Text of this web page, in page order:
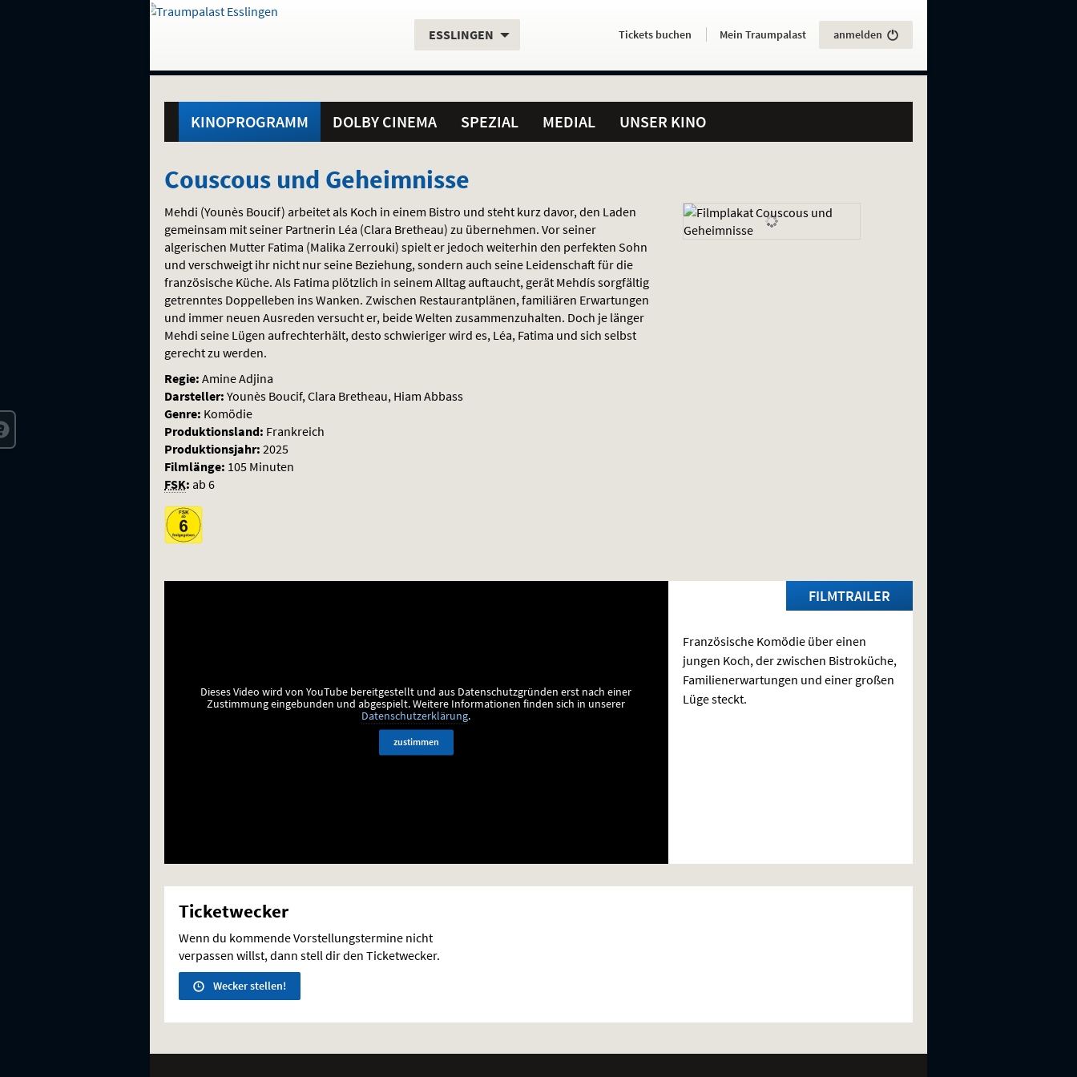
direkt
Inhalt
Menü
und
Gehe
Standortauswahl
Aktueller
ESSLINGEN Servicefunktionen
Aktuelles
HierTickets buchen . Mein Traumpalast anmelden
KINOPROGRAMM DOLBY CINEMA SPEZIAL MEDIAL UNSER KINO
Couscous
und
Geheimnisse
Couscous und Geheimnisse
Mehdi (Younès Boucif) arbeitet als Koch in einem Bistro und steht kurz davor, den Laden
gemeinsam mit seiner Partnerin Léa (Clara Bretheau) zu übernehmen. Vor seiner
algerischen Mutter Fatima (Malika Zerrouki) spielt er jedoch weiterhin den perfekten Sohn
und verschweigt ihr nicht nur seine Beziehung, sondern auch seine Leidenschaft für die
französische Küche. Als Fatima plötzlich in seinem Alltag auftaucht, gerät Mehdís sorgfältig
getrenntes Doppelleben ins Wanken. Zwischen Restaurantplänen, familiären Erwartungen
und immer neuen Ausreden versucht er, beide Welten zusammenzuhalten. Doch je länger
Mehdi seine Lügen aufrechterhält, desto schwieriger wird es, Léa, Fatima und sich selbst
gerecht zu werden.
Regie: Amine Adjina
Darsteller: Younès Boucif, Clara Bretheau, Hiam Abbass
Genre: Komödie
Produktionsland: Frankreich
Produktionsjahr: 2025
Filmlänge: 105 Minuten
FSK: ab 6
FILMTRAILER
Dieses Video wird von YouTube bereitgestellt und aus Datenschutzgründen erst nach einer
Zustimmung eingebunden und abgespielt.Weitere Informationen finden sich in unserer
Datenschutzerklärung.
zustimmen
Französische Komödie über einen
jungen Koch, der zwischen Bistroküche,
Familienerwartungen und einer großen
Lüge steckt.
Ticketwecker
Wenn du kommende Vorstellungstermine nicht
verpassen willst, dann stell dir den Ticketwecker.
Wecker stellen!